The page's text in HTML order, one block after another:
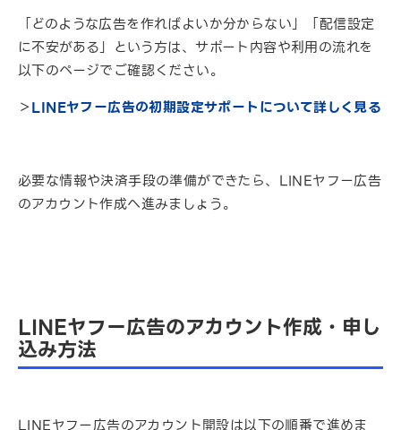
「どのような広告を作ればよいか分からない」「配信設定
に不安がある」という方は、サポート内容や利用の流れを
以下のページでご確認ください。
＞LINEヤフー広告の初期設定サポートについて詳しく見る
必要な情報や決済手段の準備ができたら、LINEヤフー広告
のアカウント作成へ進みましょう。
LINEヤフー広告のアカウント作成・申し
込み方法